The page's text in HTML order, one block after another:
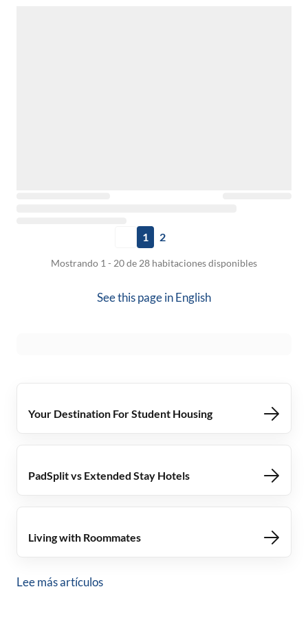
1 2
Mostrando 1 - 20 de 28 habitaciones disponibles
See this page inEnglish
Your Destination For Student Housing
PadSplit vs Extended Stay Hotels
Living with Roommates
Lee más artículos